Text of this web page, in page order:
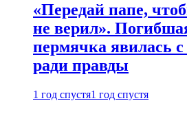
«Передай папе,
не верил».
пермячка явилась с
ради правды
1 год спустя1 год спустя